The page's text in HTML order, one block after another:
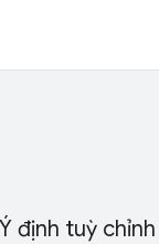
định tuỳ chỉnh